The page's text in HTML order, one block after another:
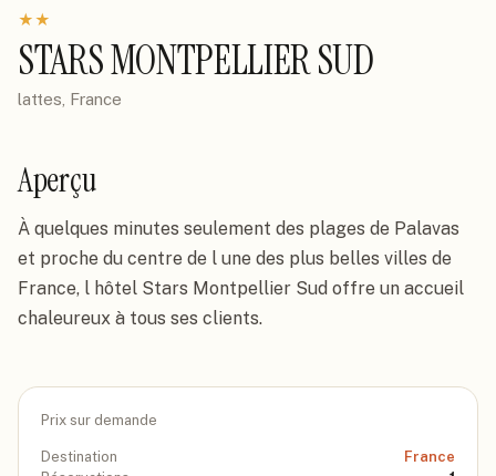
★★
STARS MONTPELLIER SUD
lattes, France
Aperçu
À quelques minutes seulement des plages de Palavas
et proche du centre de l une des plus belles villes de
France, l hôtel Stars Montpellier Sud offre un accueil
chaleureux à tous ses clients.
Prix sur demande
Destination
France